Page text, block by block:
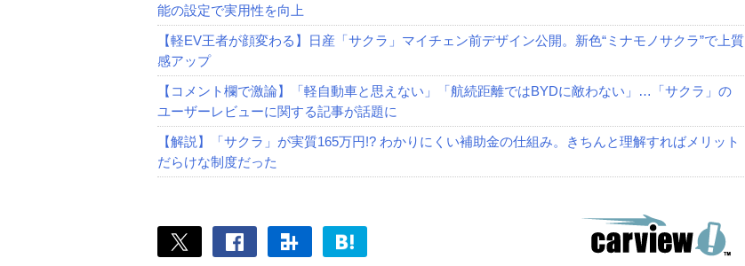
能の設定で実用性を向上
【軽EV王者が顔変わる】日産「サクラ」マイチェン前デザイン公開。新色“ミナモノサクラ”で上質
感アップ
【コメント欄で激論】「軽自動車と思えない」「航続距離ではBYDに敵わない」…「サクラ」の
ユーザーレビューに関する記事が話題に
【解説】「サクラ」が実質165万円!? わかりにくい補助金の仕組み。きちんと理解すればメリット
だらけな制度だった